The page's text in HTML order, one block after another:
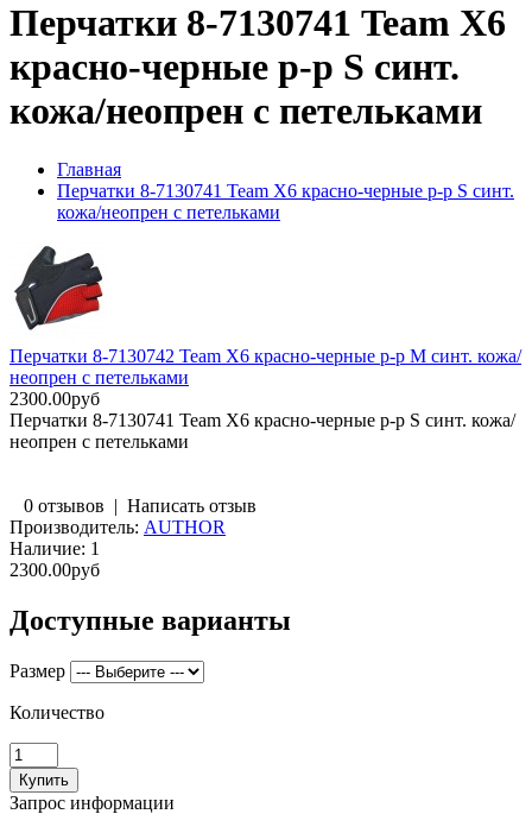
Перчатки 8-7130741 Team X6
красно-черные р-р S синт.
кожа/неопрен с петельками
Главная
Перчатки 8-7130741 Team X6 красно-черные р-р S синт.
кожа/неопрен с петельками
Перчатки 8-7130742 Team X6 красно-черные р-р M синт. кожа/
неопрен с петельками
2300.00руб
Перчатки 8-7130741 Team X6 красно-черные р-р S синт. кожа/
неопрен с петельками
0 отзывов | Написать отзыв
Производитель: AUTHOR
Наличие: 1
2300.00руб
Доступные варианты
Размер
Количество
Запрос информации